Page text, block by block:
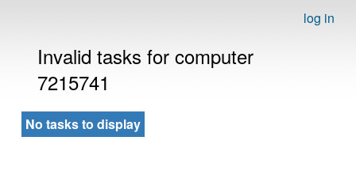
log in
Invalid tasks for computer
7215741
No tasks to display